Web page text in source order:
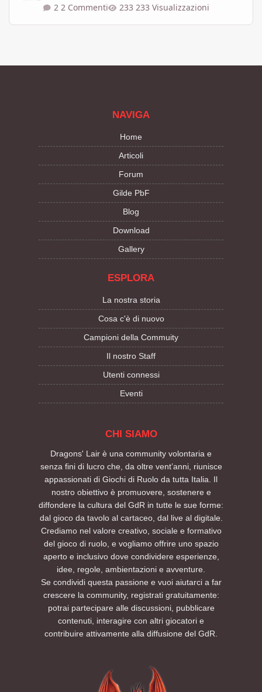
2 Commenti 233 Visualizzazioni
NAVIGA
Home
Articoli
Forum
Gilde PbF
Blog
Download
Gallery
ESPLORA
La nostra storia
Cosa c'è di nuovo
Campioni della Commuity
Il nostro Staff
Utenti connessi
Eventi
CHI SIAMO
Dragons' Lair è una community volontaria e
senza fini di lucro che, da oltre vent’anni, riunisce
appassionati di Giochi di Ruolo da tutta Italia. Il
nostro obiettivo è promuovere, sostenere e
diffondere la cultura del GdR in tutte le sue forme:
dal gioco da tavolo al cartaceo, dal live al digitale.
Crediamo nel valore creativo, sociale e formativo
del gioco di ruolo, e vogliamo offrire uno spazio
aperto e inclusivo dove condividere esperienze,
idee, regole, ambientazioni e avventure.
Se condividi questa passione e vuoi aiutarci a far
crescere la community, registrati gratuitamente:
potrai partecipare alle discussioni, pubblicare
contenuti, interagire con altri giocatori e
contribuire attivamente alla diffusione del GdR.